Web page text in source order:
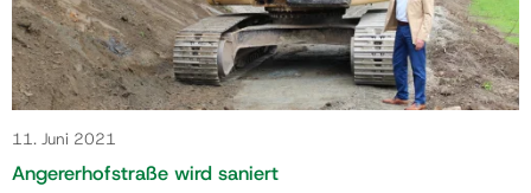
11. Juni 2021
Angererhofstraße wird saniert